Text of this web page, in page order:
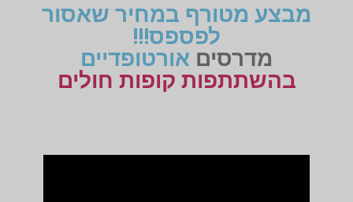
מבצע מטורף במחיר שאסור
לפספס!!!
מדרסים אורטופדיים
בהשתתפות קופות חולים